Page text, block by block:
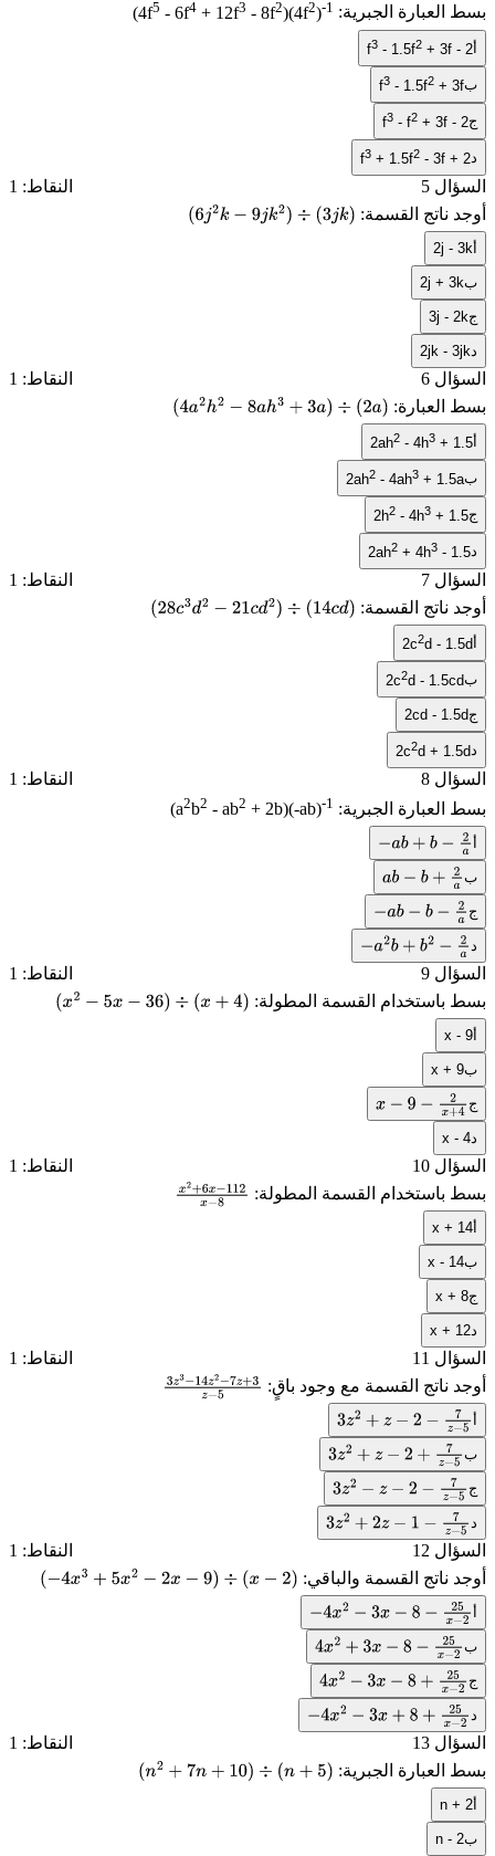
بسط العبارة الجبرية: (4f5 - 6f4 + 12f3 - 8f2)(4f2)-1
f3 - 1.5f2 + 3f - 2
ب f3 - 1.5f2 + 3f
ج f3 - f2 + 3f - 2
f3 + 1.5f2 - 3f + 2
السؤال 5
النقاط: 1
أوجد ناتج القسمة:
(6j 2k jk2)÷ (3 jk )
2j - 3k
ب2j + 3k
ج3j - 2k
2jk - 3jk
السؤال 6
النقاط: 1
بسط العبارة:
(4a 2h ah3+ a) ÷(2a
2ah2 - 4h3 + 1.5
ب 2ah2 - 4ah3 + 1.5a
ج 2h2 - 4h3 + 1.5
2ah2 + 4h3 - 1.5
السؤال 7
النقاط: 1
أوجد ناتج القسمة:
(28c 3d 21cd2) ÷ 14 cd)
2c2d - 1.5d
ب 2c2d - 1.5cd
ج2cd - 1.5d
2c2d + 1.5d
السؤال 8
النقاط: 1
بسط العبارة الجبرية:
(a2b2 - ab2 + 2b)(-ab)-1
−ab+b−2 a
ب
ab −b +2a
ج
−ab−b−2 a
−a2 b+b2− a
السؤال 9
النقاط: 1
بسط باستخدام القسمة المطولة:
(x x−36 ÷(x+ 4
x - 9
بx + 9
ج x −9 −2x+ 4
x - 4
السؤال 10
النقاط: 1
بسط باستخدام القسمة المطولة:
x2+6x−11
x + 14
بx - 14
جx + 8
x + 12
السؤال 11
النقاط: 1
أوجد ناتج القسمة مع وجود باقٍ:
3z3−14z2−7
3z 2+z − 2− 7z −5
ب
3z 2+z − 2+ 7z −5
ج
3z −z − 2− 7z −5
3z 2+2 z−1−7z −5
السؤال 12
النقاط: 1
أوجد ناتج القسمة والباقي:
( 4x3 5 x2− 9)÷ −2)
−4x2 −3x−8−25x −2
ب
4x +3 x−8 −25x −2
ج
4x −3 x−8 +25x −2
−4x2 −3x+8+25x −2
السؤال 13
النقاط: 1
بسط العبارة الجبرية:
(n + n +10 ÷(n+ 5
n + 2
بn - 2